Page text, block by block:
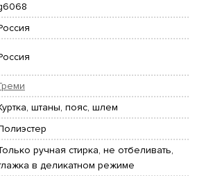
штаны, пояс, шлем
ручная стирка, не отбеливать,
в деликатном режиме